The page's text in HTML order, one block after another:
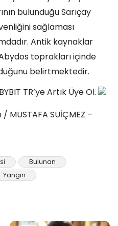
bulunduğu Sarıçay
sağlaması
Antik kaynaklar
toprakları içinde
belirtmektedir.
TR’ye Artık Üye Ol.
MUSTAFA SUİÇMEZ –
Bulunan
Yangın